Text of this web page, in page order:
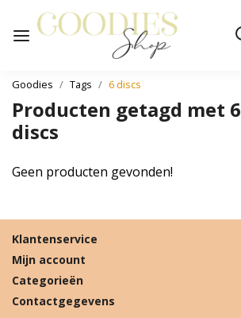
Goodies Tags 6 discs
Producten getagd met 6
discs
Geen producten gevonden!
Klantenservice
Mijn account
Categorieën
Contactgegevens